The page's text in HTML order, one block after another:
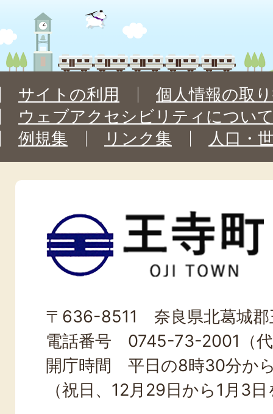
サイトの利用
個人情報の取
ウェブアクセシビリティについ
例規集
リンク集 人口・
王
寺
町
TOWN
〒636-8511 奈良県北葛城郡
電話番号 0745-73-2001（
開庁時間 平日の8時30分か
（祝日、12月29日から1月3